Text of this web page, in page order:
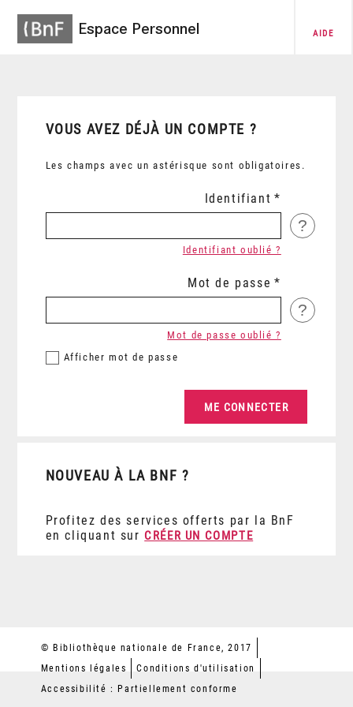
Espace Personnel AIDE
VOUS AVEZ DÉJÀ UN COMPTE ?
Les champs avec un astérisque sont obligatoires.
Identifiant
?
Identifiant oublié ?
Mot de passe
?
Afficher mot de passe
Mot de passe oublié ?
NOUVEAU À LA BNF ?
Profitez des services offerts par la BnF
en cliquant sur CRÉER UN COMPTE
© Bibliothèque nationale de France, 2017
Mentions légales
Conditions d'utilisation
Accessibilité : Partiellement conforme